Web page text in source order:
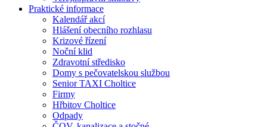
Praktické informace
Kalendář akcí
Hlášení obecního rozhlasu
Krizové řízení
Noční klid
Zdravotní středisko
Domy s pečovatelskou službou
Senior TAXI Choltice
Firmy
Hřbitov Choltice
Odpady